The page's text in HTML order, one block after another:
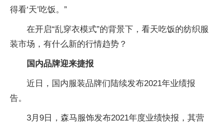
得看‘天’吃饭。”
在开启“乱穿衣模式”的背景下，看天吃饭的纺织服
装市场，有什么新的行情趋势？
国内品牌迎来捷报
近日，国内服装品牌们陆续发布2021年业绩报
告。
3月9日，森马服饰发布2021年度业绩快报，其营